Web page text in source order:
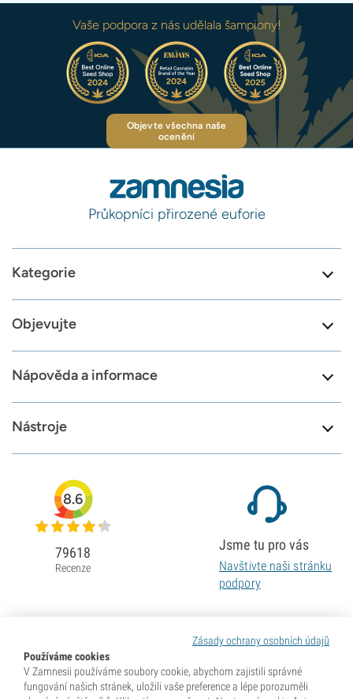
Vaše podpora z nás udělala šampiony!
Objevte všechna naše
ocenění
Průkopníci přirozené euforie
Kategorie
Objevujte
Nápověda a informace
Nástroje
Zásady ochrany osobních údajů
Používáme cookies
V Zamnesii používáme soubory cookie, abychom zajistili správné
fungování našich stránek, uložili vaše preference a lépe porozuměli
8.6
79618
Recenze
Jsme tu pro vás
Navštivte naši stránku
podpory